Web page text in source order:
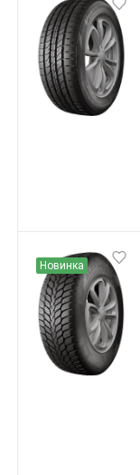
Новинка